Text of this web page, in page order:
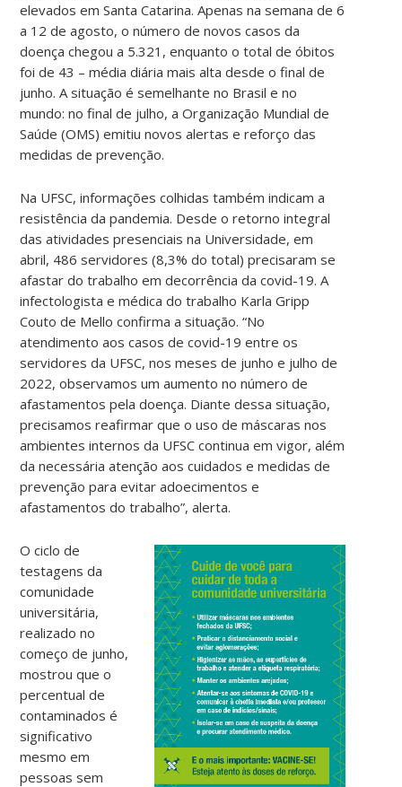
elevados em Santa Catarina. Apenas na semana de 6
a 12 de agosto, o número de novos casos da
doença chegou a 5.321, enquanto o total de óbitos
foi de 43 – média diária mais alta desde o final de
junho. A situação é semelhante no Brasil e no
mundo: no final de julho, a Organização Mundial de
Saúde (OMS) emitiu novos alertas e reforço das
medidas de prevenção.
Na UFSC, informações colhidas também indicam a
resistência da pandemia. Desde o retorno integral
das atividades presenciais na Universidade, em
abril, 486 servidores (8,3% do total) precisaram se
afastar do trabalho em decorrência da covid-19. A
infectologista e médica do trabalho Karla Gripp
Couto de Mello confirma a situação. “No
atendimento aos casos de covid-19 entre os
servidores da UFSC, nos meses de junho e julho de
2022, observamos um aumento no número de
afastamentos pela doença. Diante dessa situação,
precisamos reafirmar que o uso de máscaras nos
ambientes internos da UFSC continua em vigor, além
da necessária atenção aos cuidados e medidas de
prevenção para evitar adoecimentos e
afastamentos do trabalho”, alerta.
O ciclo de
testagens da
comunidade
universitária,
realizado no
começo de junho,
mostrou que o
percentual de
contaminados é
significativo
mesmo em
pessoas sem